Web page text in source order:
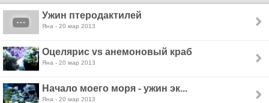
Ужин птеродактилей
Яна - 20 мар 2013
Оцелярис vs анемоновый краб
Яна - 20 мар 2013
Начало моего моря - ужин эк...
Яна - 20 мар 2013